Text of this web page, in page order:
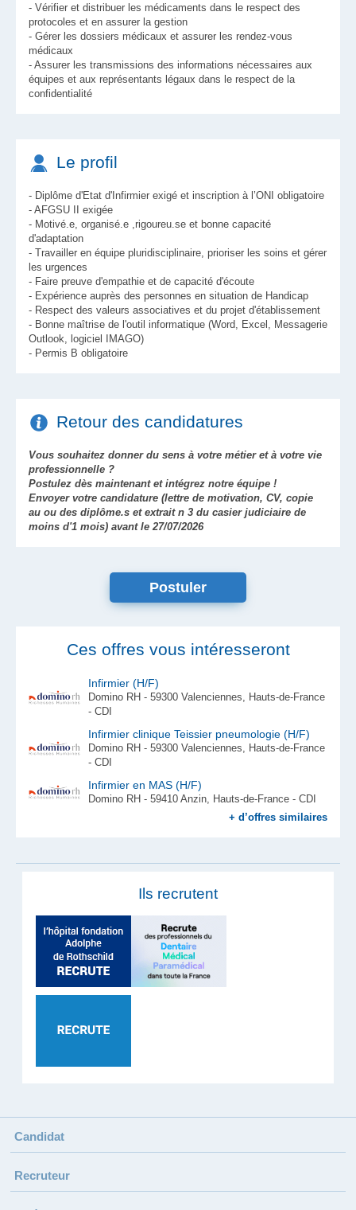
- Vérifier et distribuer les médicaments dans le respect des
protocoles et en assurer la gestion
- Gérer les dossiers médicaux et assurer les rendez-vous
médicaux
- Assurer les transmissions des informations nécessaires aux
équipes et aux représentants légaux dans le respect de la
confidentialité
Le profil
- Diplôme d'Etat d'Infirmier exigé et inscription à l’ONI obligatoire
- AFGSU II exigée
- Motivé.e, organisé.e ,rigoureu.se et bonne capacité
d'adaptation
- Travailler en équipe pluridisciplinaire, prioriser les soins et gérer
les urgences
- Faire preuve d'empathie et de capacité d'écoute
- Expérience auprès des personnes en situation de Handicap
- Respect des valeurs associatives et du projet d'établissement
- Bonne maîtrise de l'outil informatique (Word, Excel, Messagerie
Outlook, logiciel IMAGO)
- Permis B obligatoire
Retour des candidatures
Vous souhaitez donner du sens à votre métier et à votre vie
professionnelle ?
Postulez dès maintenant et intégrez notre équipe !
Envoyer votre candidature (lettre de motivation, CV, copie
au ou des diplôme.s et extrait n 3 du casier judiciaire de
moins d'1 mois) avant le 27/07/2026
Postuler
Ces offres vous intéresseront
Infirmier (H/F)
Domino RH - 59300 Valenciennes, Hauts-de-France
- CDI
Infirmier clinique Teissier pneumologie (H/F)
Domino RH - 59300 Valenciennes, Hauts-de-France
- CDI
Infirmier en MAS (H/F)
Domino RH - 59410 Anzin, Hauts-de-France - CDI
+ d’offres similaires
Ils recrutent
Candidat
Recruteur